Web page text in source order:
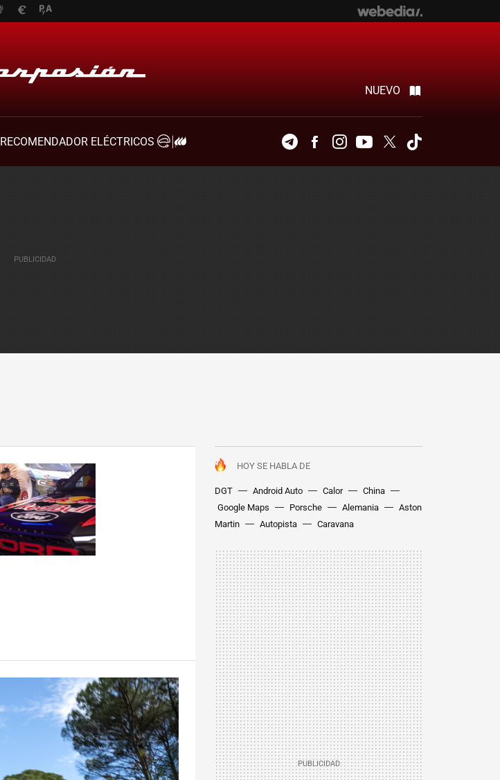
NUEVO
RECOMENDADOR ELÉCTRICOS
TelegramFacebookInstagramYoutubeTwitter
HOY SE HABLA DE
DGT Android Auto Calor
China
Google Maps
Porsche Alemania
Aston
Martin
Autopista Caravana